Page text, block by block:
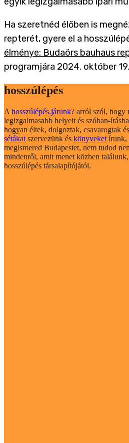
Ha szeretnéd élőben is
repterét, gyere el a
élménye: Budaörs bauhaus
programjára 2024. október
hosszúlépés
A hosszúlépés.járunk? arról szól, hogy
legizgalmasabb helyeit és szóban-
hogyan éltek, dolgoztak, csavarogtak
sétákat szervezünk és könyveket írunk,
megismered Budapestet, nem tudod
mindenről, amit menet közben
hosszúlépés társalapítójától.